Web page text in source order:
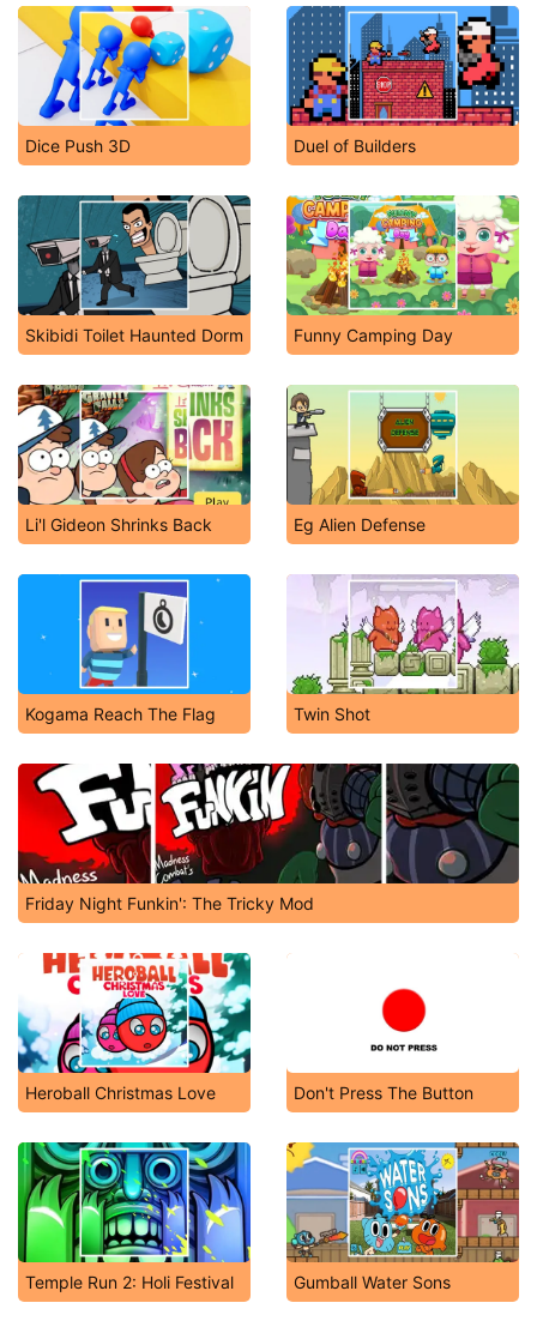
Dice Push 3D Duel of Builders
Skibidi Toilet Haunted Dorm Funny Camping Day
Li'l Gideon Shrinks Back Eg Alien Defense
Kogama Reach The Flag Twin Shot
Friday Night Funkin': The Tricky Mod
Heroball Christmas Love Don't Press The Button
Temple Run 2: Holi Festival Gumball Water Sons